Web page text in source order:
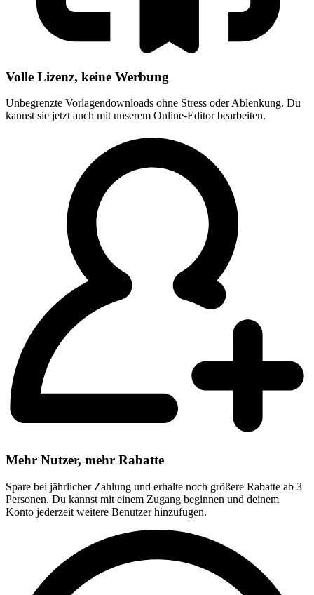
Volle Lizenz, keine Werbung
Unbegrenzte Vorlagendownloads ohne Stress oder Ablenkung. Du
kannst sie jetzt auch mit unserem Online-Editor bearbeiten.
Mehr Nutzer, mehr Rabatte
Spare bei jährlicher Zahlung und erhalte noch größere Rabatte ab 3
Personen. Du kannst mit einem Zugang beginnen und deinem
Konto jederzeit weitere Benutzer hinzufügen.